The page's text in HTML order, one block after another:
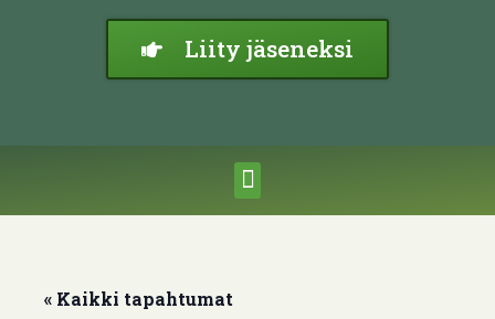
Liity jäseneksi
« Kaikki tapahtumat